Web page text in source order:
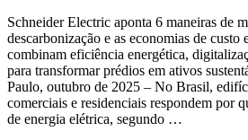
Schneider Electric aponta 6 maneiras de
descarbonização e as economias de
combinam eficiência energética,
para transformar prédios em ativos
Paulo, outubro de 2025 – No Brasil,
comerciais e residenciais respondem por
de energia elétrica, segundo …